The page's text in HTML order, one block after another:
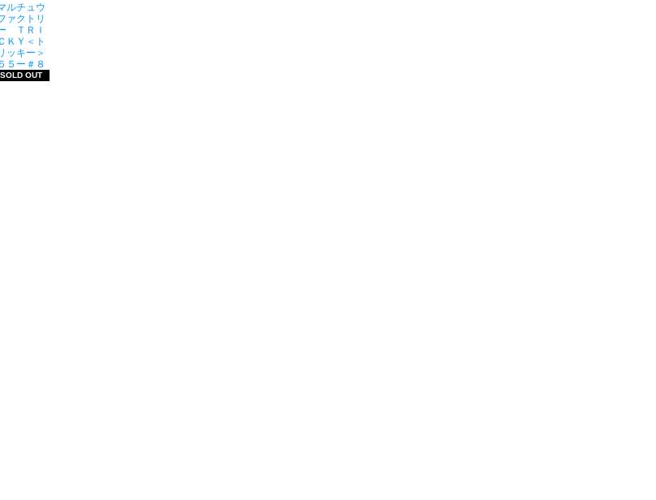
ルチュウ
ァクトリ
ＴＲＩ
ＫＹ＜ト
ッキー＞
５５ー＃８
SOLD OUT